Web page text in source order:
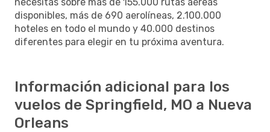
disponibles, más de 690 aerolíneas, 2.100.000
hoteles en todo el mundo y 40.000 destinos
diferentes para elegir en tu próxima aventura.
Información adicional para los
vuelos de Springfield, MO a Nueva
Orleans